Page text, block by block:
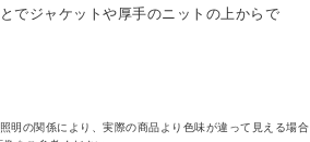
でジャケットや厚手のニットの上からで
明の関係により、実際の商品より色味が違って見える場合